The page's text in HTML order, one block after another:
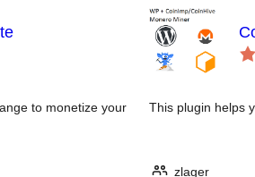
to monetize your
This plugin helps
zlager